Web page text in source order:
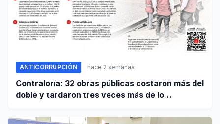
ANTICORRUPCIÓN hace 2 semanas
Contraloría: 32 obras públicas costaron más del
doble y tardaron tres veces más de lo